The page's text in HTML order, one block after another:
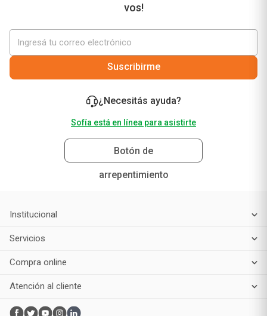
vos!
Suscribirme
¿Necesitás ayuda?
Sofía está en línea para asistirte
Botón de
arrepentimiento
Institucional
Servicios
Compra online
Atención al cliente